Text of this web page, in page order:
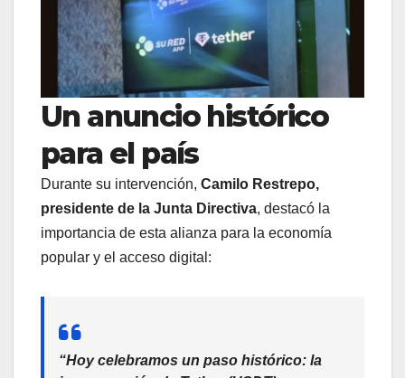
Un anuncio histórico
para el país
Durante su intervención, Camilo Restrepo,
presidente de la Junta Directiva, destacó la
importancia de esta alianza para la economía
popular y el acceso digital:
“Hoy celebramos un paso histórico: la